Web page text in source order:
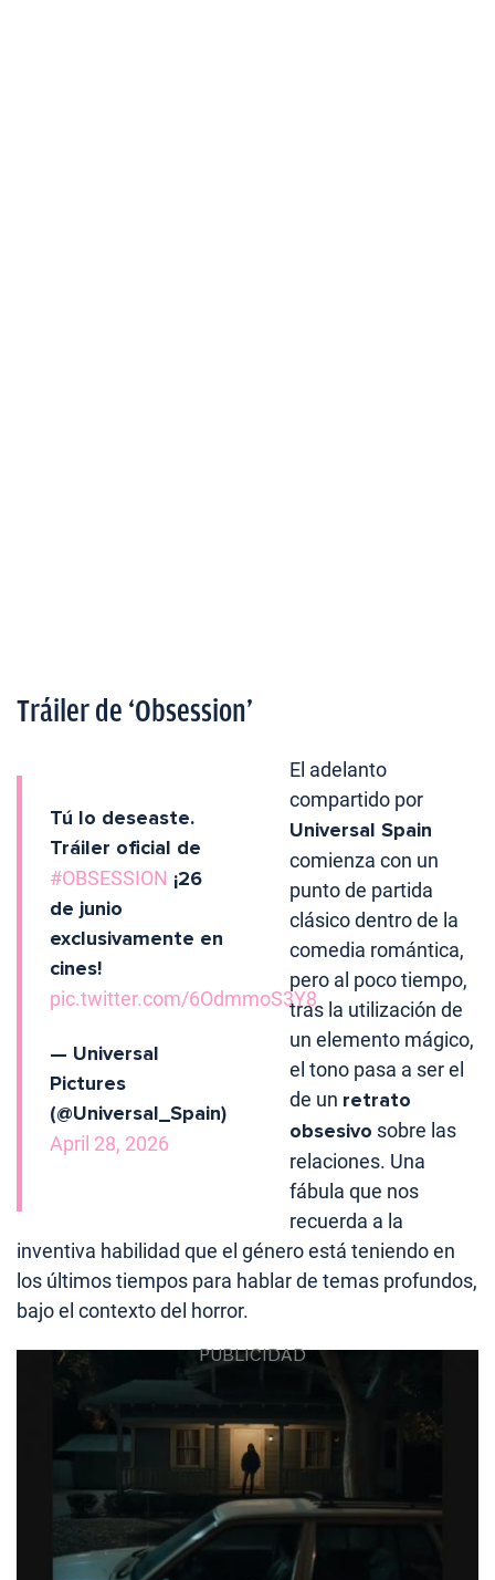
Tráiler de ‘Obsession’
Tú lo deseaste.
Tráiler oficial de
#OBSESSION ¡26
de junio
exclusivamente en
cines!
pic.twitter.com/6OdmmoS3Y8
— Universal
Pictures
(@Universal_Spain)
April 28, 2026
El adelanto
compartido por
Universal Spain
comienza con un
punto de partida
clásico dentro de la
comedia romántica,
pero al poco tiempo,
tras la utilización de
un elemento mágico,
el tono pasa a ser el
de un retrato
obsesivo sobre las
relaciones. Una
fábula que nos
recuerda a la
inventiva habilidad que el género está teniendo en
los últimos tiempos para hablar de temas profundos,
bajo el contexto del horror.